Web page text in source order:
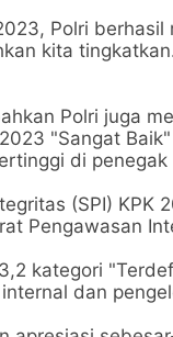
Polri
kita
Polri juga
"Sangat
di penegak
(SPI)
Pengawasan
kategori
dan